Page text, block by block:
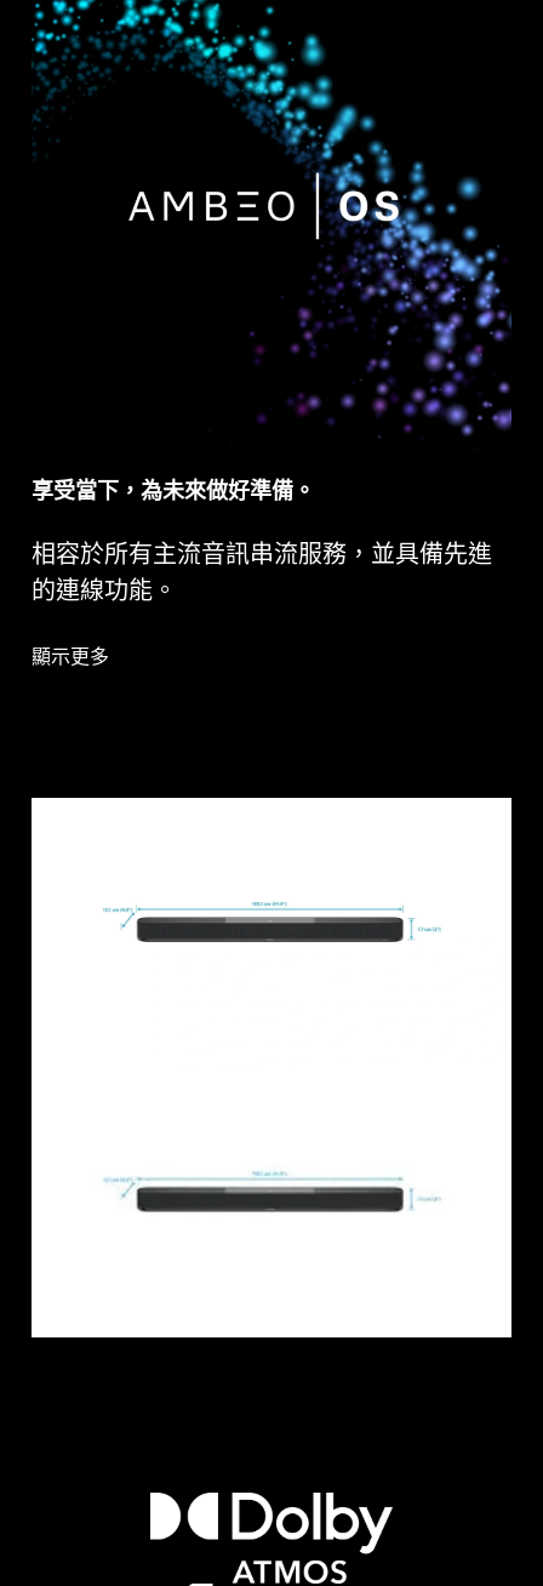
享受當下，為未來做好準備。
相容於所有主流音訊串流服務，並具備先進
的連線功能。
顯示更多